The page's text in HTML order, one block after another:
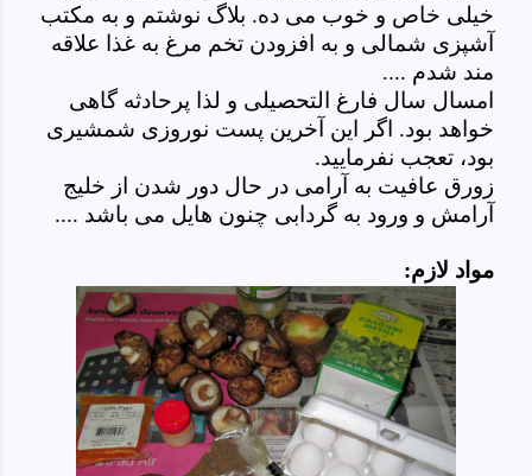
خیلی خاص و خوب می ده. بلاگ نوشتم و به مکتب
آشپزی شمالی و به افزودن تخم مرغ به غذا علاقه
مند شدم ....
امسال سال فارغ التحصیلی و لذا پرحادثه گاهی
خواهد بود. اگر این آخرین پست نوروزی شمشیری
بود، تعجب نفرمایید.
زورق عافیت به آرامی در حال دور شدن از خلیج
آرامش و ورود به گردابی چنون هایل می باشد ....
مواد لازم: